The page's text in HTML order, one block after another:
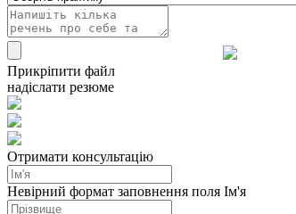
Прикріпити файл
надіслати резюме
Отримати консультацію
Невірний формат заповнення поля Ім'я